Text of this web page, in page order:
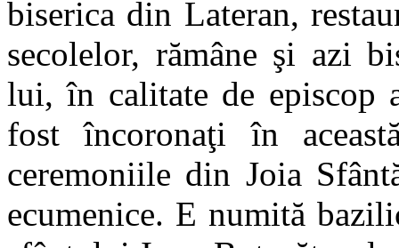
biserica din Lateran,
secolelor, rămâne şi azi
lui, în calitate de episcop
fost încoronaţi în
ceremoniile din Joia
ecumenice. E numită